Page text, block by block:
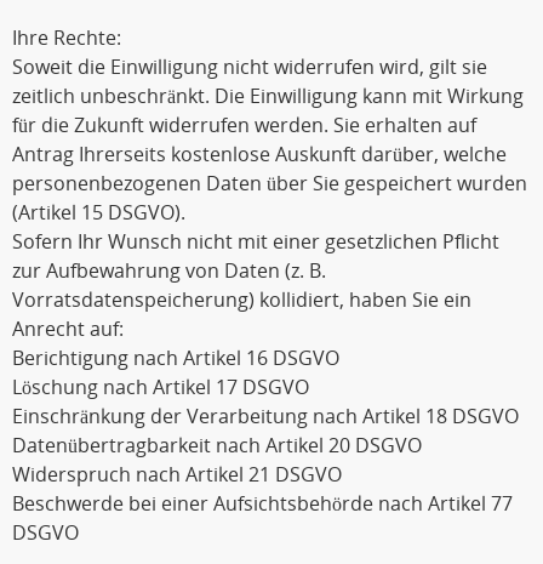
Ihre Rechte:
Soweit die Einwilligung nicht widerrufen wird, gilt sie
zeitlich unbeschränkt. Die Einwilligung kann mit Wirkung
für die Zukunft widerrufen werden. Sie erhalten auf
Antrag Ihrerseits kostenlose Auskunft darüber, welche
personenbezogenen Daten über Sie gespeichert wurden
(Artikel 15 DSGVO).
Sofern Ihr Wunsch nicht mit einer gesetzlichen Pflicht
zur Aufbewahrung von Daten (z. B.
Vorratsdatenspeicherung) kollidiert, haben Sie ein
Anrecht auf:
Berichtigung nach Artikel 16 DSGVO
Löschung nach Artikel 17 DSGVO
Einschränkung der Verarbeitung nach Artikel 18 DSGVO
Datenübertragbarkeit nach Artikel 20 DSGVO
Widerspruch nach Artikel 21 DSGVO
Beschwerde bei einer Aufsichtsbehörde nach Artikel 77
DSGVO